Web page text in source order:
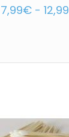
7,99€ - 12,99